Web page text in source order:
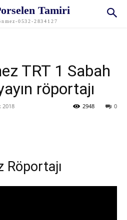
Tamiri
0532-2834127
TRT 1 Sabah
röportajı
2018 0
2948
Röportajı